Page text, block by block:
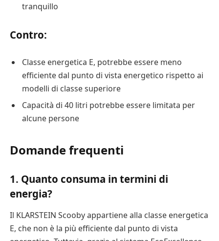
tranquillo
Contro:
Classe energetica E, potrebbe essere meno
efficiente dal punto di vista energetico rispetto ai
modelli di classe superiore
Capacità di 40 litri potrebbe essere limitata per
alcune persone
Domande frequenti
1. Quanto consuma in termini di
energia?
Il KLARSTEIN Scooby appartiene alla classe energetica
E, che non è la più efficiente dal punto di vista